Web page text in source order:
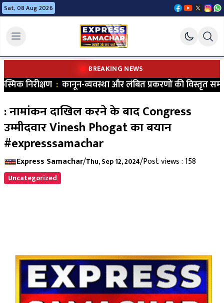
Sat, 08 Aug 2026
BREAKING NEWS
निरीक्षण:कानून-व्यवस्था और लंबित प्रकरणों की विस्तृत
: नामांकन दाखिल करने के बाद Congress
उम्मीदवार Vinesh Phogat का बयान
#expresssamachar
Express Samachar/Thu, Sep 12, 2024/Post views : 158
Uncategorized